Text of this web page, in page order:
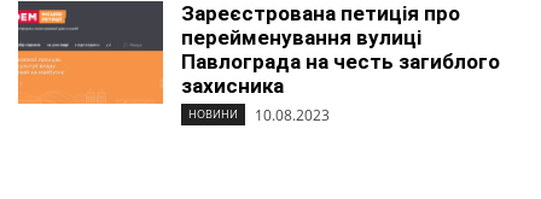
Зареєстрована петиція про
перейменування вулиці
Павлограда на честь загиблого
захисника
НОВИНИ 10.08.2023